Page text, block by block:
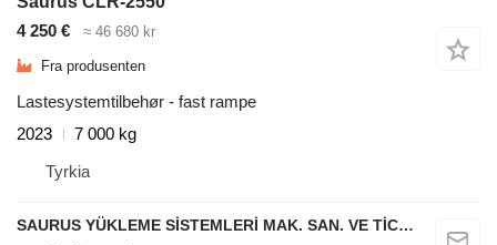
4 250 €
≈ 46 680 kr
Fra produsenten
Lastesystemtilbehør - fast rampe
2023
7 000 kg
Tyrkia
SAURUS YÜKLEME SİSTEMLERİ MAK. SAN. VE TİC. LTD. ŞTİ.